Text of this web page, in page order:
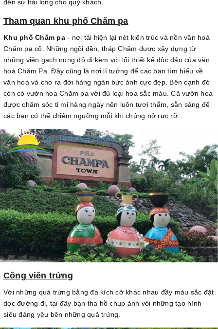
đến sự hài lòng cho quý khách.
Tham quan khu phố Chăm pa
Khu phố Chăm pa- nơi tái hiện lại nét kiến trúc và nền văn hoá
Chăm pa cổ. Những ngôi đền, tháp Chăm được xây dựng từ
những viên gạch nung đỏ đi kèm với lối thiết kế độc đáo của văn
hoá Chăm Pa. Đây cũng là nơi lí tưởng để các bạn tìm hiểu về
văn hoá và cho ra đời hàng ngàn bức ảnh cực đẹp. Bên cạnh đó
còn có vườn hoa Chăm pa với đủ loại hoa sắc màu. Cả vườn hoa
được chăm sóc tỉ mỉ hàng ngày nên luôn tươi thắm, sẵn sàng để
các bạn có thể chiêm ngưỡng mỗi khi chúng nở rực rỡ.
Công viên trứng
Với những quả trứng bằng đá kích cỡ khác nhau đầy màu sắc đặt
dọc đường đi, tại đây bạn tha hồ chụp ảnh vói những tạo hình
siêu đáng yêu bên những quả trứng.